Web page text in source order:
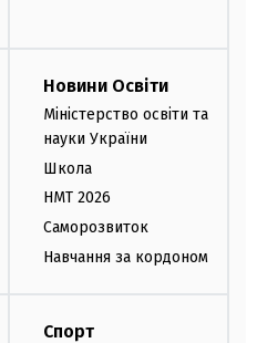
Новини Освіти
Міністерство освіти та
науки України
Школа
НМТ 2026
Саморозвиток
Навчання за кордоном
Спорт